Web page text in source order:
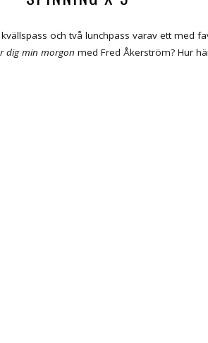
och två lunchpass varav ett med
dig min morgon med Fred Åkerström? Hur